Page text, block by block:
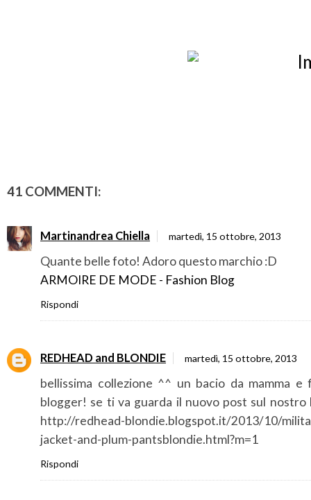
41 COMMENTI:
Martinandrea Chiella martedì, 15 ottobre, 2013
Quante belle foto! Adoro questo marchio :D
ARMOIRE DE MODE - Fashion Blog
Rispondi
REDHEAD and BLONDIE martedì, 15 ottobre, 2013
bellissima collezione ^^ un bacio da mamma e
blogger! se ti va guarda il nuovo post sul nostro
http://redhead-blondie.blogspot.it/2013/10/
jacket-and-plum-pantsblondie.html?m=1
Rispondi